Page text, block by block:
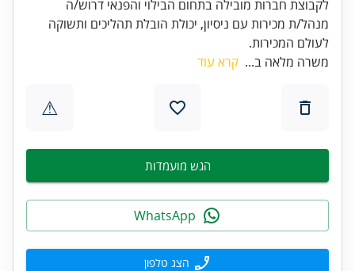
לקבוצת חברות מובילה בתחום הבילוי והפנאי דרוש/ה
מנהל/ת מכירות עם ניסיון, יכולת הובלת תהליכים ותשוקה
לעולם המכירות.
משרה מלאה ב... קרא עוד
⚠
הגש מועמדות
הצג טלפון